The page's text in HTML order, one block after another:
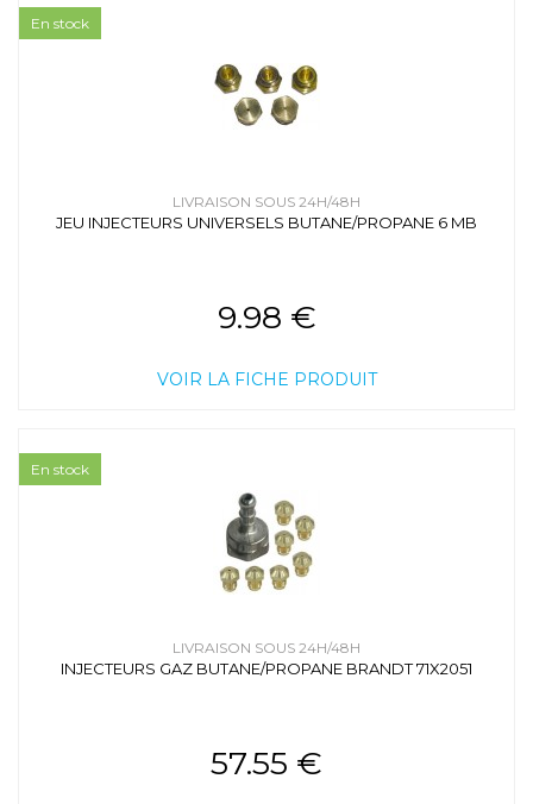
LIVRAISON SOUS 24H/48H
JEU INJECTEURS UNIVERSELS BUTANE/PROPANE 6 MB
9.98 €
VOIR LA FICHE PRODUIT
En stock
LIVRAISON SOUS 24H/48H
INJECTEURS GAZ BUTANE/PROPANE BRANDT 71X2051
57.55 €
En stock